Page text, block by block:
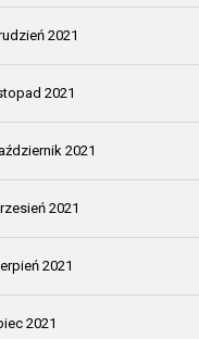
2021
2021
2021
2021
2021
2021